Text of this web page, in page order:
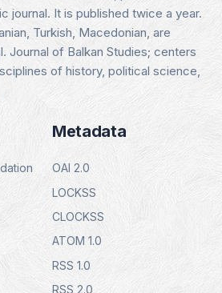
journal. It is published twice a year.
Turkish, Macedonian, are
Journal of Balkan Studies; centers
of history, political science,
Metadata
OAI 2.0
LOCKSS
CLOCKSS
ATOM 1.0
RSS 1.0
RSS 2.0